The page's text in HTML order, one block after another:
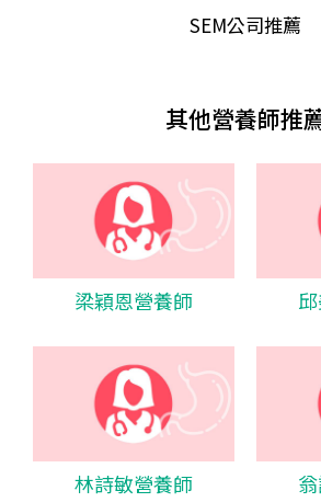
SEM公司推薦
其他營養師推
梁穎恩營養師
林詩敏營養師